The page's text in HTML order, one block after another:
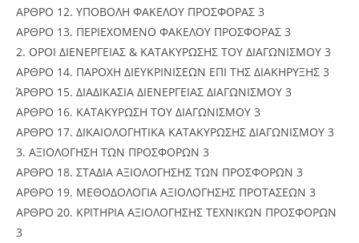
ΑΡΘΡΟ 12. ΥΠΟΒΟΛΗ ΦΑΚΕΛΟΥ ΠΡΟΣΦΟΡΑΣ 3
ΑΡΘΡΟ 13. ΠΕΡΙΕΧΟΜΕΝΟ ΦΑΚΕΛΟΥ ΠΡΟΣΦΟΡΑΣ 3
2. ΟΡΟΙ ΔΙΕΝΕΡΓΕΙΑΣ & ΚΑΤΑΚΥΡΩΣΗΣ ΤΟΥ ΔΙΑΓΩΝΙΣΜΟΥ 3
ΑΡΘΡΟ 14. ΠΑΡΟΧΗ ΔΙΕΥΚΡΙΝΙΣΕΩΝ ΕΠΙ ΤΗΣ ΔΙΑΚΗΡΥΞΗΣ 3
ΆΡΘΡΟ 15. ΔΙΑΔΙΚΑΣΙΑ ΔΙΕΝΕΡΓΕΙΑΣ ΔΙΑΓΩΝΙΣΜΟΥ 3
ΑΡΘΡΟ 16. ΚΑΤΑΚΥΡΩΣΗ ΤΟΥ ΔΙΑΓΩΝΙΣΜΟΥ 3
ΑΡΘΡΟ 17. ΔΙΚΑΙΟΛΟΓΗΤΙΚΑ ΚΑΤΑΚΥΡΩΣΗΣ ΔΙΑΓΩΝΙΣΜΟΥ 3
3. ΑΞΙΟΛΟΓΗΣΗ ΤΩΝ ΠΡΟΣΦΟΡΩΝ 3
ΑΡΘΡΟ 18. ΣΤΑΔΙΑ ΑΞΙΟΛΟΓΗΣΗΣ ΤΩΝ ΠΡΟΣΦΟΡΩΝ 3
ΑΡΘΡΟ 19. ΜΕΘΟΔΟΛΟΓΙΑ ΑΞΙΟΛΟΓΗΣΗΣ ΠΡΟΤΑΣΕΩΝ 3
ΑΡΘΡΟ 20. ΚΡΙΤΗΡΙΑ ΑΞΙΟΛΟΓΗΣΗΣ ΤΕΧΝΙΚΩΝ ΠΡΟΣΦΟΡΩΝ
3